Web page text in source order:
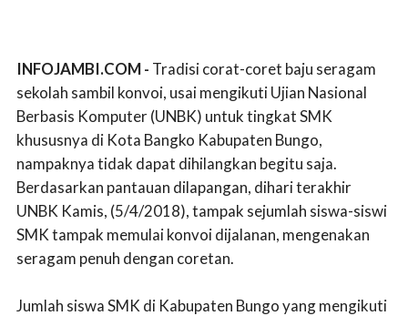
INFOJAMBI.COM - Tradisi corat-coret baju seragam
sekolah sambil konvoi, usai mengikuti Ujian Nasional
Berbasis Komputer (UNBK) untuk tingkat SMK
khususnya di Kota Bangko Kabupaten Bungo,
nampaknya tidak dapat dihilangkan begitu saja.
Berdasarkan pantauan dilapangan, dihari terakhir
UNBK Kamis, (5/4/2018), tampak sejumlah siswa-siswi
SMK tampak memulai konvoi dijalanan, mengenakan
seragam penuh dengan coretan.
Jumlah siswa SMK di Kabupaten Bungo yang mengikuti